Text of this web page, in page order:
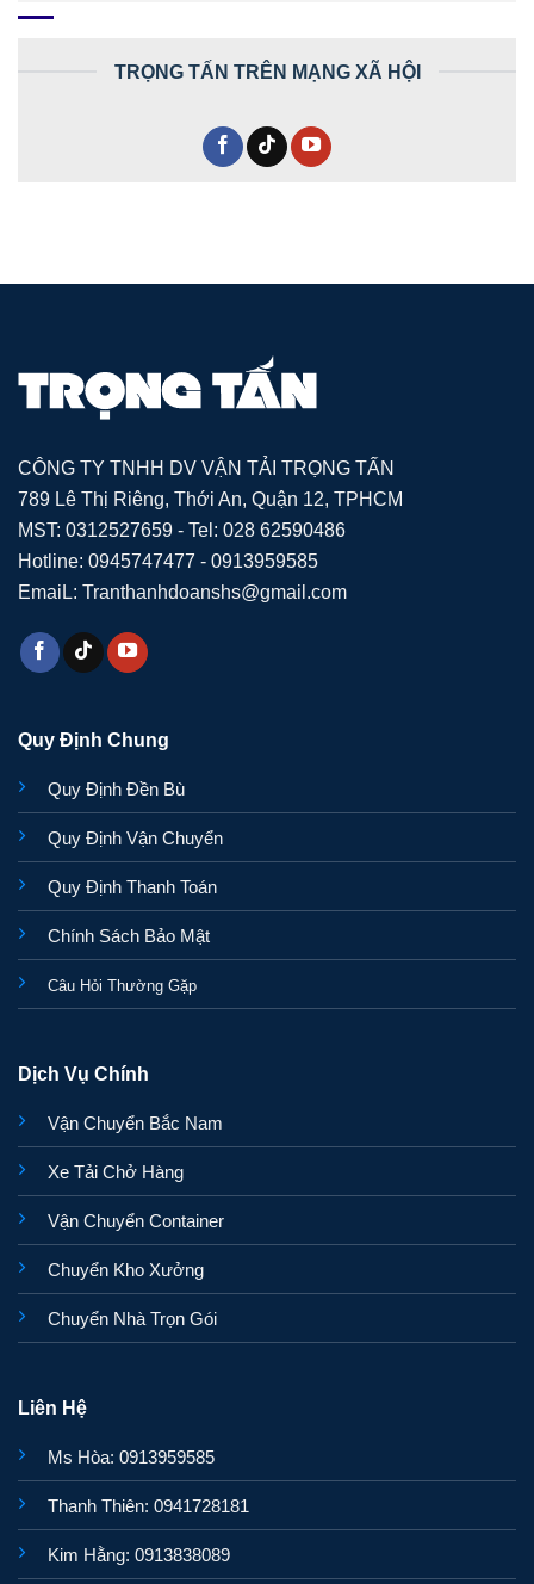
TRỌNG TẤN TRÊN MẠNG XÃ HỘI
CÔNG TY TNHH DV VẬN TẢI TRỌNG TẤN
789 Lê Thị Riêng, Thới An, Quận 12, TPHCM
MST: 0312527659 - Tel: 028 62590486
Hotline: 0945747477 - 0913959585
EmaiL: Tranthanhdoanshs@gmail.com
Quy Định Chung
Quy Định Đền Bù
Quy Định Vận Chuyển
Quy Định Thanh Toán
Chính Sách Bảo Mật
Câu Hỏi Thường Gặp
Dịch Vụ Chính
Vận Chuyển Bắc Nam
Xe Tải Chở Hàng
Vận Chuyển Container
Chuyển Kho Xưởng
Chuyển Nhà Trọn Gói
Liên Hệ
Ms Hòa: 0913959585
Thanh Thiên: 0941728181
Kim Hằng: 0913838089